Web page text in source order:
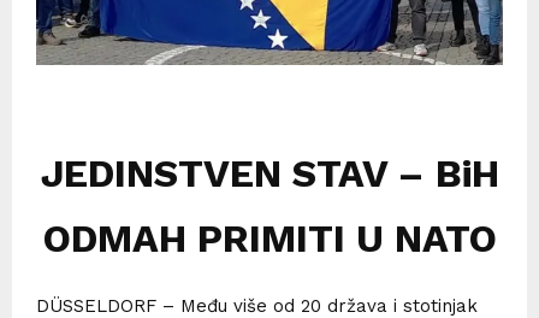
JEDINSTVEN STAV – BiH
ODMAH PRIMITI U NATO
DÜSSELDORF – Među više od 20 država i stotinjak